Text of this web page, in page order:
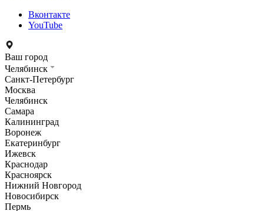
Вконтакте
YouTube
Ваш город
Челябинск
Санкт-Петербург
Москва
Челябинск
Самара
Калининград
Воронеж
Екатеринбург
Ижевск
Краснодар
Красноярск
Нижний Новгород
Новосибирск
Пермь